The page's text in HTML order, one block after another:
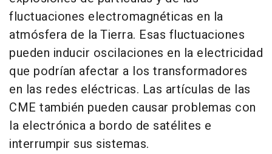
fluctuaciones electromagnéticas en la
atmósfera de la Tierra. Esas fluctuaciones
pueden inducir oscilaciones en la electricidad
que podrían afectar a los transformadores
en las redes eléctricas. Las artículas de las
CME también pueden causar problemas con
la electrónica a bordo de satélites e
interrumpir sus sistemas.